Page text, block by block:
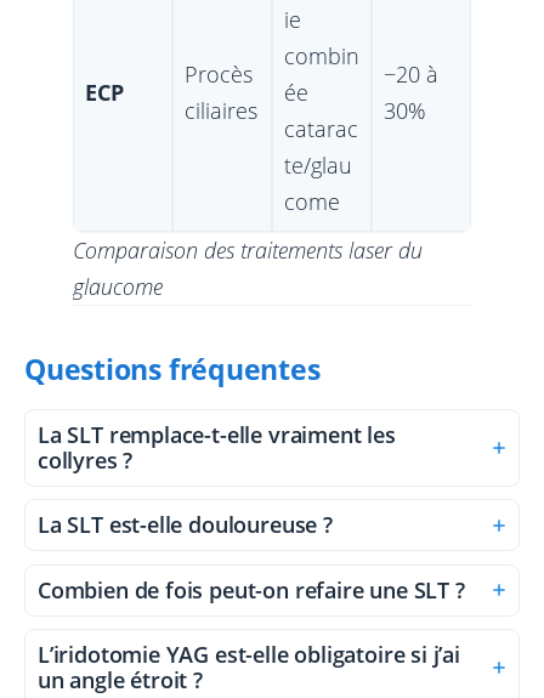
ECP
Procès
ciliaires
ie
combin
ée
catarac
te/glau
come
−20 à
30%
Comparaison des traitements laser du
glaucome
Questions fréquentes
La SLT remplace-t-elle vraiment les
collyres ?
La SLT est-elle douloureuse ?
Combien de fois peut-on refaire une SLT ?
L’iridotomie YAG est-elle obligatoire si j’ai
un angle étroit ?